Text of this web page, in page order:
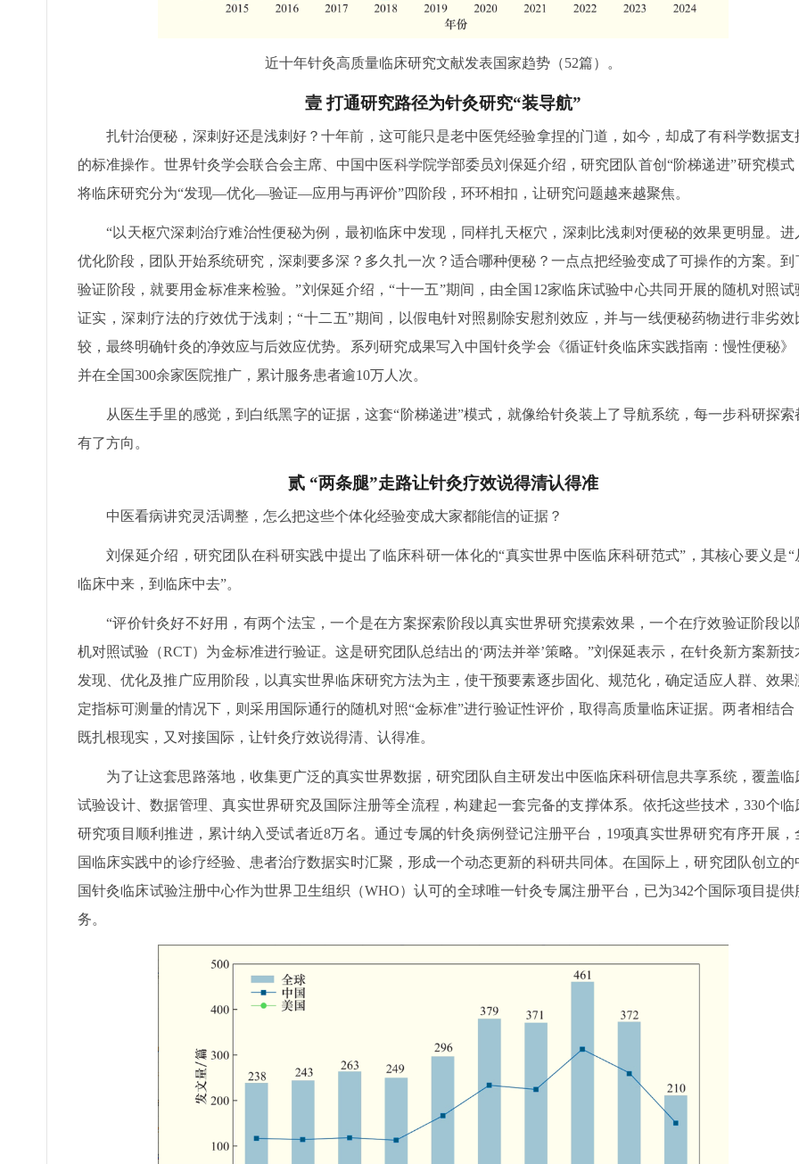
近十年针灸高质量临床研究文献发表国家趋势（52篇）。
壹 打通研究路径为针灸研究“装导航”
扎针治便秘，深刺好还是浅刺好？十年前，这可能只是老中医凭经验拿捏的门道，如今，却成了有科学数据支
的标准操作。世界针灸学会联合会主席、中国中医科学院学部委员刘保延介绍，研究团队首创“阶梯递进”研究模式
将临床研究分为“发现—优化—验证—应用与再评价”四阶段，环环相扣，让研究问题越来越聚焦。
“以天枢穴深刺治疗难治性便秘为例，最初临床中发现，同样扎天枢穴，深刺比浅刺对便秘的效果更明显。进
优化阶段，团队开始系统研究，深刺要多深？多久扎一次？适合哪种便秘？一点点把经验变成了可操作的方案。到
验证阶段，就要用金标准来检验。”刘保延介绍，“十一五”期间，由全国12家临床试验中心共同开展的随机对照试
证实，深刺疗法的疗效优于浅刺；“十二五”期间，以假电针对照剔除安慰剂效应，并与一线便秘药物进行非劣效
较，最终明确针灸的净效应与后效应优势。系列研究成果写入中国针灸学会《循证针灸临床实践指南：慢性便秘》
并在全国300余家医院推广，累计服务患者逾10万人次。
从医生手里的感觉，到白纸黑字的证据，这套“阶梯递进”模式，就像给针灸装上了导航系统，每一步科研探索
有了方向。
贰 “两条腿”走路让针灸疗效说得清认得准
中医看病讲究灵活调整，怎么把这些个体化经验变成大家都能信的证据？
刘保延介绍，研究团队在科研实践中提出了临床科研一体化的“真实世界中医临床科研范式”，其核心要义是“
临床中来，到临床中去”。
“评价针灸好不好用，有两个法宝，一个是在方案探索阶段以真实世界研究摸索效果，一个在疗效验证阶段以
机对照试验（RCT）为金标准进行验证。这是研究团队总结出的‘两法并举’策略。”刘保延表示，在针灸新方案新技
发现、优化及推广应用阶段，以真实世界临床研究方法为主，使干预要素逐步固化、规范化，确定适应人群、效果
定指标可测量的情况下，则采用国际通行的随机对照“金标准”进行验证性评价，取得高质量临床证据。两者相结合
既扎根现实，又对接国际，让针灸疗效说得清、认得准。
为了让这套思路落地，收集更广泛的真实世界数据，研究团队自主研发出中医临床科研信息共享系统，覆盖临
试验设计、数据管理、真实世界研究及国际注册等全流程，构建起一套完备的支撑体系。依托这些技术，330个临
研究项目顺利推进，累计纳入受试者近8万名。通过专属的针灸病例登记注册平台，19项真实世界研究有序开展，
国临床实践中的诊疗经验、患者治疗数据实时汇聚，形成一个动态更新的科研共同体。在国际上，研究团队创立的
国针灸临床试验注册中心作为世界卫生组织（WHO）认可的全球唯一针灸专属注册平台，已为342个国际项目提供
务。